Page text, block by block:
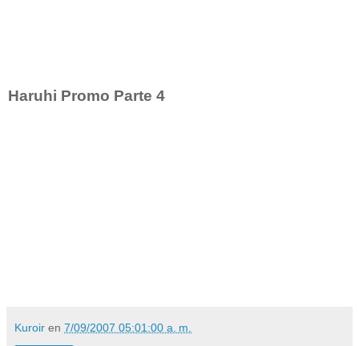
Haruhi Promo Parte 4
Kuroir en 7/09/2007 05:01:00 a. m.